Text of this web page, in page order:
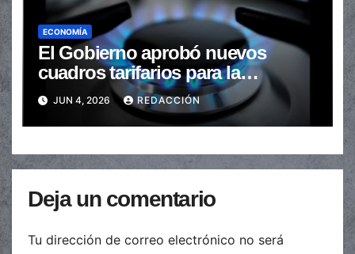
ECONOMÍA
El Gobierno aprobó nuevos
cuadros tarifarios para la
distribución de gas en todo el
país
JUN 4, 2026 REDACCIÓN
Deja un comentario
Tu dirección de correo electrónico no será